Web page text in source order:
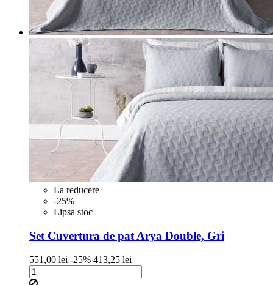
La reducere
-25%
Lipsa stoc
Set Cuvertura de pat Arya Double, Gri
Pret
de
baza
551,00 lei -25%Pret
413,25 lei